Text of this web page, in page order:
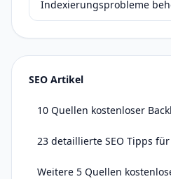
Indexierungsprobleme
SEO Artikel
10 Quellen kostenloser
23 detaillierte SEO Tipps
Weitere 5 Quellen